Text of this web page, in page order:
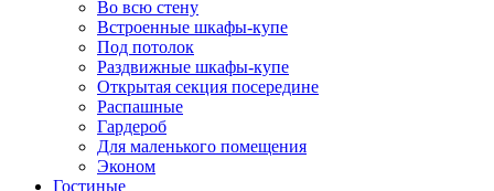
Во всю стену
Встроенные шкафы-купе
Под потолок
Раздвижные шкафы-купе
Открытая секция посередине
Распашные
Гардероб
Для маленького помещения
Эконом
Гостиные